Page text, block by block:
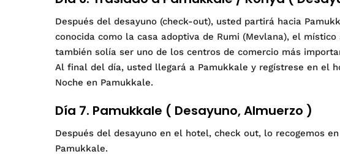
Después del desayuno (check-out), usted partirá hacia
conocida como la casa adoptiva de Rumi (Mevlana), el
también solía ser uno de los centros de comercio más
Al final del día, usted llegará a Pamukkale y regístrese en el
Noche en Pamukkale.
Día 7. Pamukkale ( Desayuno, Almuerzo )
Después del desayuno en el hotel, check out, lo recogemos
Pamukkale.